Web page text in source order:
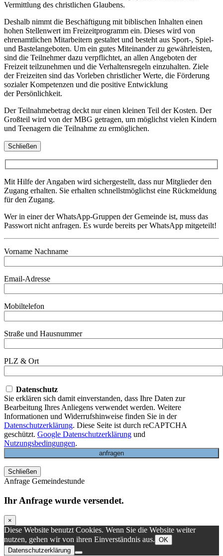
Vermittlung des christlichen Glaubens.
Deshalb nimmt die Beschäftigung mit biblischen Inhalten einen
hohen Stellenwert im Freizeitprogramm ein. Dieses wird von
ehrenamtlichen Mitarbeitern gestaltet und besteht aus Sport-, Spiel-
und Bastelangeboten. Um ein gutes Miteinander zu gewährleisten,
sind die Teilnehmer dazu verpflichtet, an allen Angeboten der
Freizeit teilzunehmen und die Verhaltensregeln einzuhalten. Ziele
der Freizeiten sind das Vorleben christlicher Werte, die Förderung
sozialer Kompetenzen und die positive Entwicklung
der Persönlichkeit.
Der Teilnahmebetrag deckt nur einen kleinen Teil der Kosten. Der
Großteil wird von der MBG getragen, um möglichst vielen Kindern
und Teenagern die Teilnahme zu ermöglichen.
Schließen
Mit Hilfe der Angaben wird sichergestellt, dass nur Mitglieder den
Zugang erhalten. Sie erhalten schnellstmöglichst eine Rückmeldung
für den Zugang.
Wer in einer der WhatsApp-Gruppen der Gemeinde ist, muss das
Passwort nicht anfragen. Es wurde bereits per WhatsApp mitgeteilt!
Vorname Nachname
Email-Adresse
Mobiltelefon
Straße und Hausnummer
PLZ & Ort
Datenschutz
Sie erklären sich damit einverstanden, dass Ihre Daten zur
Bearbeitung Ihres Anliegens verwendet werden. Weitere
Informationen und Widerrufshinweise finden Sie in der
Datenschutzerklärung. Diese Seite ist durch reCAPTCHA
geschützt. Google Datenschutzerklärung und
Nutzungsbedingungen.
Schließen
Anfrage Gemeindestunde
Ihr Anfrage wurde versendet.
×
Diese Website benutzt Cookies. Wenn Sie die Website weiter
nutzen, gehen wir von ihren Einverständnis aus. OK
Datenschutzerklärung